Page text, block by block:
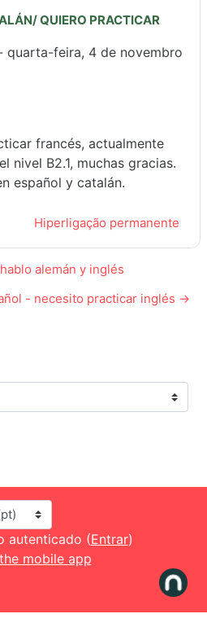
QUIERO PRACTICAR
quarta-feira, 4 de novembro
francés, actualmente
nivel B2.1, muchas gracias.
español y catalán.
Hiperligação permanente
alemán y inglés
- necesito practicar inglés →
autenticado (Entrar)
mobile app